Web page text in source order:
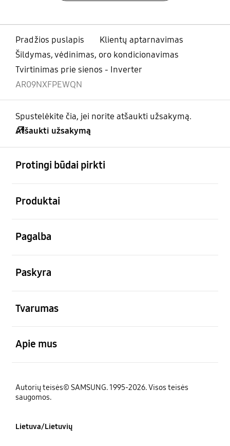
Pradžios puslapis
Klientų aptarnavimas
Šildymas, vėdinimas, oro kondicionavimas
Tvirtinimas prie sienos - Inverter
AR09NXFPEWQN
Spustelėkite čia, jei norite atšaukti užsakymą.
Atšaukti užsakymą
Protingi būdai pirkti
Produktai
Pagalba
Paskyra
Tvarumas
Apie mus
Autorių teisės© SAMSUNG. 1995-2026. Visos teisės
saugomos.
Lietuva/Lietuvių